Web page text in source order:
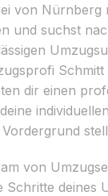
von Nürnberg
und suchst
dir einen
von
Schritte deines